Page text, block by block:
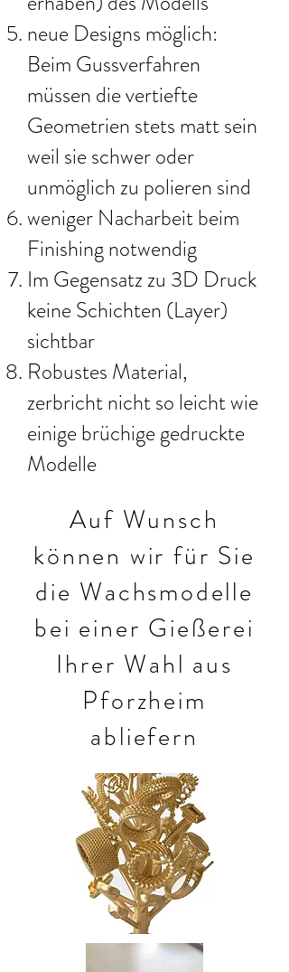
neue Designs möglich:
Beim Gussverfahren
müssen die vertiefte
Geometrien stets matt sein
weil sie schwer oder
unmöglich zu polieren sind
weniger Nacharbeit beim
Finishing notwendig
Im Gegensatz zu 3D Druck
keine Schichten (Layer)
sichtbar
Robustes Material,
zerbricht nicht so leicht wie
einige brüchige gedruckte
Modelle
Auf Wunsch
können wir für Sie
die Wachsmodelle
bei einer Gießerei
Ihrer Wahl aus
Pforzheim
abliefern